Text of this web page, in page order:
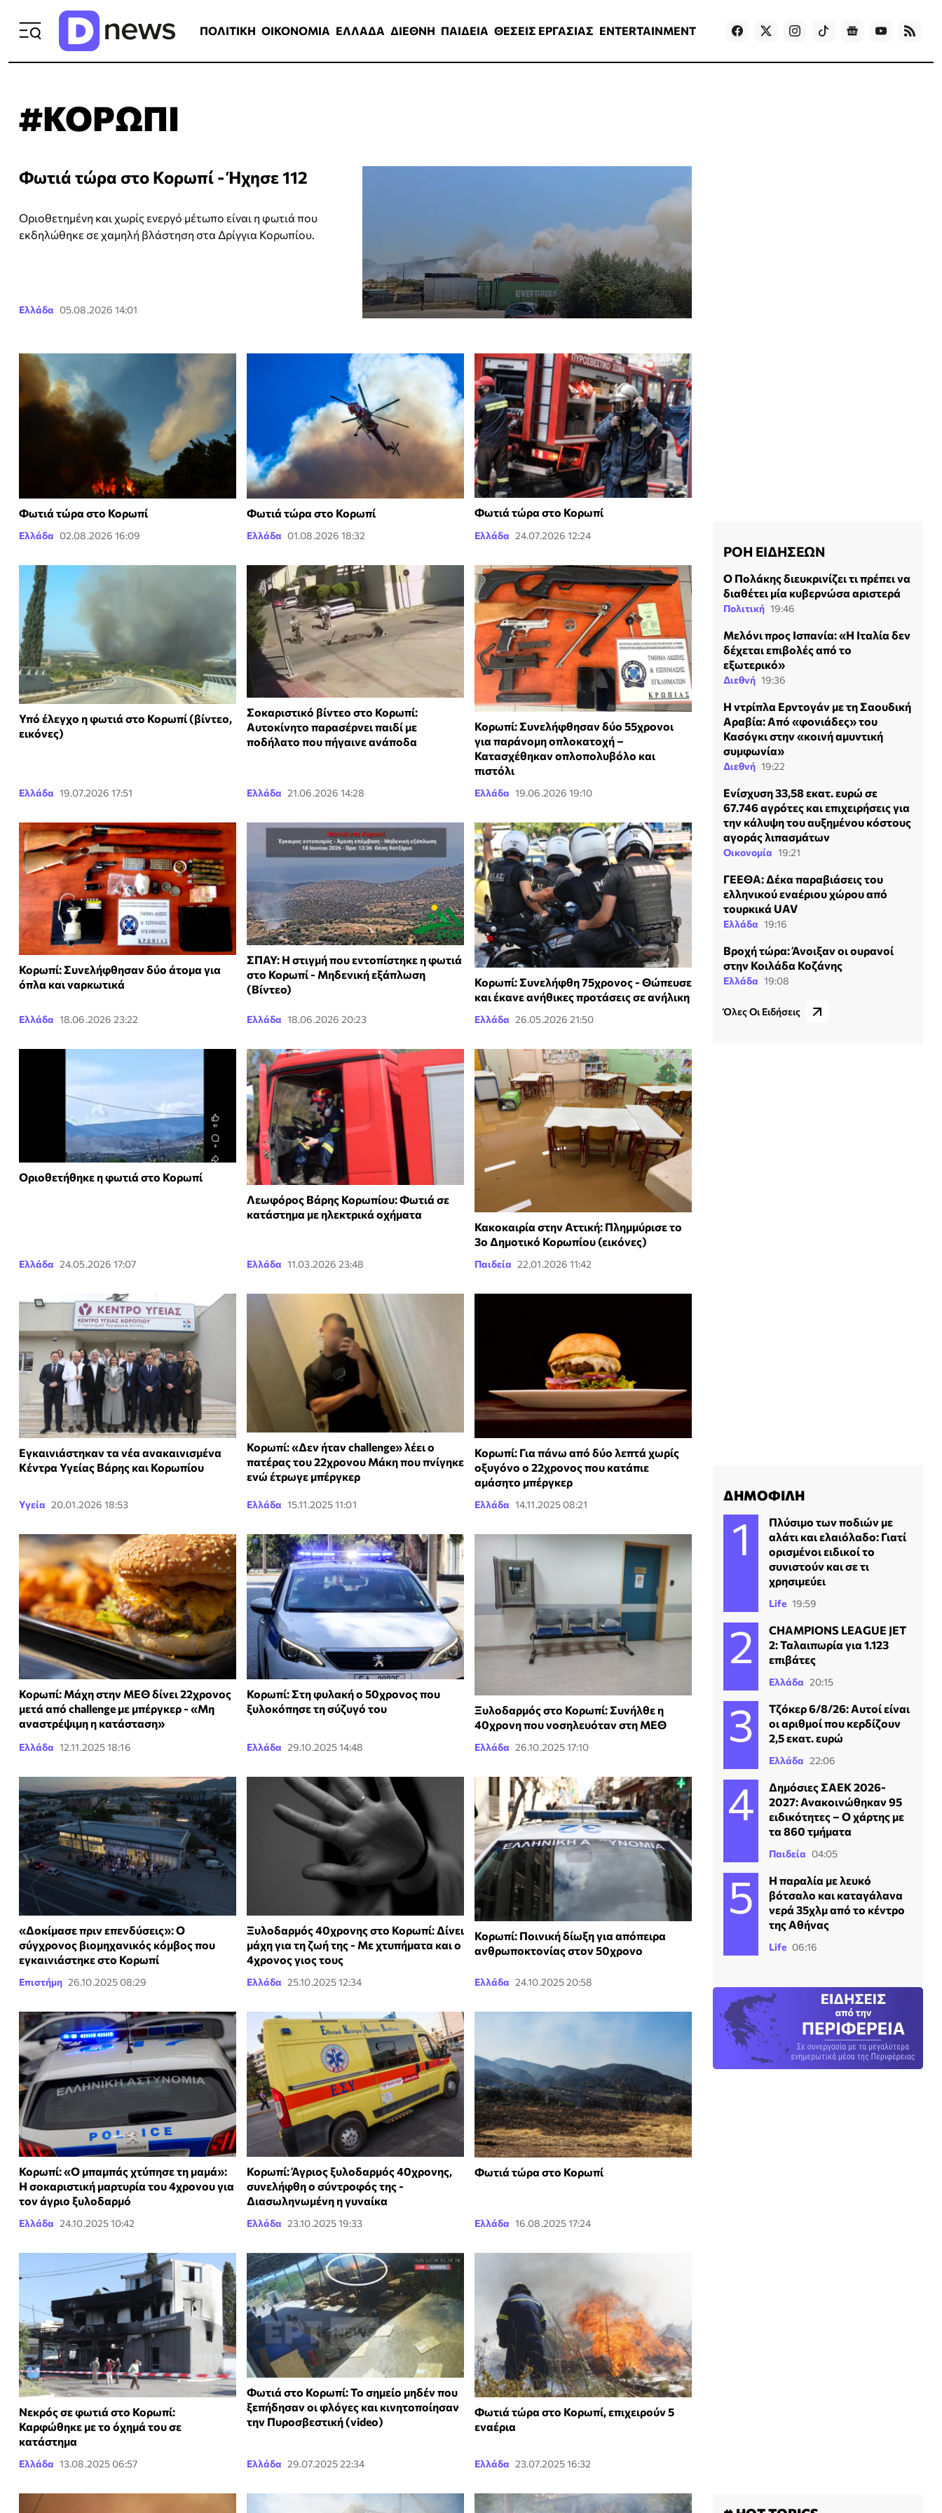
ΠΟΛΙΤΙΚΗ ΟΙΚΟΝΟΜΙΑ ΕΛΛΑΔΑ ΔΙΕΘΝΗ ΠΑΙΔΕΙΑ ΘΕΣΕΙΣ ΕΡΓΑΣΙΑΣ ENTERTAINMENT Games
#ΚΟΡΩΠΙ
Φωτιά τώρα στο Κορωπί - Ήχησε 112
Οριοθετημένη και χωρίς ενεργό μέτωπο είναι η φωτιά που
εκδηλώθηκε σε χαμηλή βλάστηση στα Δρίγγια Κορωπίου.
Ελλάδα 05.08.2026 14:01
Φωτιά τώρα στο Κορωπί
Ελλάδα 02.08.2026 16:09
Φωτιά τώρα στο Κορωπί
Ελλάδα 01.08.2026 18:32
Φωτιά τώρα στο Κορωπί
Ελλάδα 24.07.2026 12:24
Υπό έλεγχο η φωτιά στο Κορωπί (βίντεο,
εικόνες)
Ελλάδα 19.07.2026 17:51
Σοκαριστικό βίντεο στο Κορωπί:
Αυτοκίνητο παρασέρνει παιδί με
ποδήλατο που πήγαινε ανάποδα
Ελλάδα 21.06.2026 14:28
Κορωπί: Συνελήφθησαν δύο 55χρονοι
για παράνομη οπλοκατοχή –
Κατασχέθηκαν οπλοπολυβόλο και
πιστόλι
Ελλάδα 19.06.2026 19:10
Κορωπί: Συνελήφθησαν δύο άτομα για
όπλα και ναρκωτικά
Ελλάδα 18.06.2026 23:22
ΣΠΑΥ: Η στιγμή που εντοπίστηκε η φωτιά
στο Κορωπί - Μηδενική εξάπλωση
(Βίντεο)
Ελλάδα 18.06.2026 20:23
Κορωπί: Συνελήφθη 75χρονος - Θώπευσε
και έκανε ανήθικες προτάσεις σε ανήλικη
Ελλάδα 26.05.2026 21:50
Οριοθετήθηκε η φωτιά στο Κορωπί
Ελλάδα 24.05.2026 17:07
Λεωφόρος Βάρης Κορωπίου: Φωτιά σε
κατάστημα με ηλεκτρικά οχήματα
Ελλάδα 11.03.2026 23:48
Κακοκαιρία στην Αττική: Πλημμύρισε το
3ο Δημοτικό Κορωπίου (εικόνες)
Παιδεία 22.01.2026 11:42
Εγκαινιάστηκαν τα νέα ανακαινισμένα
Κέντρα Υγείας Βάρης και Κορωπίου
Υγεία 20.01.2026 18:53
Κορωπί: «Δεν ήταν challenge» λέει ο
πατέρας του 22χρονου Μάκη που πνίγηκε
ενώ έτρωγε μπέργκερ
Ελλάδα 15.11.2025 11:01
Κορωπί: Για πάνω από δύο λεπτά χωρίς
οξυγόνο ο 22χρονος που κατάπιε
αμάσητο μπέργκερ
Ελλάδα 14.11.2025 08:21
Κορωπί: Μάχη στην ΜΕΘ δίνει 22χρονος
μετά από challenge με μπέργκερ - «Μη
αναστρέψιμη η κατάσταση»
Ελλάδα 12.11.2025 18:16
Κορωπί: Στη φυλακή ο 50χρονος που
ξυλοκόπησε τη σύζυγό του
Ελλάδα 29.10.2025 14:48
Ξυλοδαρμός στο Κορωπί: Συνήλθε η
40χρονη που νοσηλευόταν στη ΜΕΘ
Ελλάδα 26.10.2025 17:10
«Δοκίμασε πριν επενδύσεις»: Ο
σύγχρονος βιομηχανικός κόμβος που
εγκαινιάστηκε στο Κορωπί
Επιστήμη 26.10.2025 08:29
Ξυλοδαρμός 40χρονης στο Κορωπί: Δίνει
μάχη για τη ζωή της - Με χτυπήματα και ο
4χρονος γιος τους
Ελλάδα 25.10.2025 12:34
Κορωπί: Ποινική δίωξη για απόπειρα
ανθρωποκτονίας στον 50χρονο
Ελλάδα 24.10.2025 20:58
Κορωπί: «Ο μπαμπάς χτύπησε τη μαμά»:
Η σοκαριστική μαρτυρία του 4χρονου για
τον άγριο ξυλοδαρμό
Ελλάδα 24.10.2025 10:42
Κορωπί: Άγριος ξυλοδαρμός 40χρονης,
συνελήφθη ο σύντροφός της -
Διασωληνωμένη η γυναίκα
Ελλάδα 23.10.2025 19:33
Φωτιά τώρα στο Κορωπί
Ελλάδα 16.08.2025 17:24
Νεκρός σε φωτιά στο Κορωπί:
Καρφώθηκε με το όχημά του σε
κατάστημα
Ελλάδα 13.08.2025 06:57
Φωτιά στο Κορωπί: Το σημείο μηδέν που
ξεπήδησαν οι φλόγες και κινητοποίησαν
την Πυροσβεστική (video)
Ελλάδα 29.07.2025 22:34
Φωτιά τώρα στο Κορωπί, επιχειρούν 5
εναέρια
Ελλάδα 23.07.2025 16:32
ΡΟΗ ΕΙΔΗΣΕΩΝ
Ο Πολάκης διευκρινίζει τι πρέπει να
διαθέτει μία κυβερνώσα αριστερά
Πολιτική 19:46
Μελόνι προς Ισπανία: «Η Ιταλία δεν
δέχεται επιβολές από το
εξωτερικό»
Διεθνή 19:36
Η ντρίπλα Ερντογάν με τη Σαουδική
Αραβία: Από «φονιάδες» του
Κασόγκι στην «κοινή αμυντική
συμφωνία»
Διεθνή 19:22
Ενίσχυση 33,58 εκατ. ευρώ σε
67.746 αγρότες και επιχειρήσεις για
την κάλυψη του αυξημένου κόστους
αγοράς λιπασμάτων
Οικονομία 19:21
ΓΕΕΘΑ: Δέκα παραβιάσεις του
ελληνικού εναέριου χώρου από
τουρκικά UAV
Ελλάδα 19:16
Βροχή τώρα: Άνοιξαν οι ουρανοί
στην Κοιλάδα Κοζάνης
Ελλάδα 19:08
Όλες Οι Ειδήσεις
ΔΗΜΟΦΙΛΗ
Πλύσιμο των ποδιών με
αλάτι και ελαιόλαδο: Γιατί
ορισμένοι ειδικοί το
συνιστούν και σε τι
χρησιμεύει
Life 19:59
CHAMPIONS LEAGUE JET
2: Ταλαιπωρία για 1.123
επιβάτες
Ελλάδα 20:15
Τζόκερ 6/8/26: Αυτοί είναι
οι αριθμοί που κερδίζουν
2,5 εκατ. ευρώ
Ελλάδα 22:06
Δημόσιες ΣΑΕΚ 2026-
2027: Ανακοινώθηκαν 95
ειδικότητες – Ο χάρτης με
τα 860 τμήματα
Παιδεία 04:05
Η παραλία με λευκό
βότσαλο και καταγάλανα
νερά 35χλμ από το κέντρο
της Αθήνας
Life 06:16